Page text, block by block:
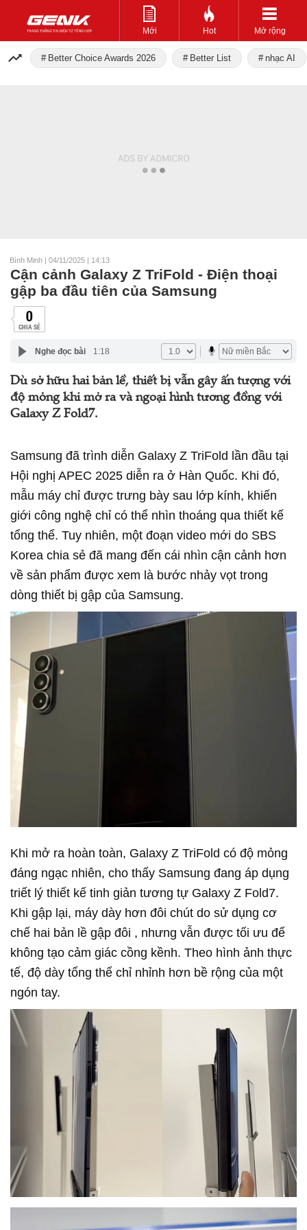
Mới Hot Mở rộng
Better Choice Awards 2026 Better List nhạc AI
Bình Minh | 04/11/2025 | 14:13
Cận cảnh Galaxy Z TriFold - Điện thoại
gập ba đầu tiên của Samsung
0
CHIA SẺ
Nghe đọc bài 1:18
Dù sở hữu hai bản lề, thiết bị vẫn gây ấn tượng với
độ mỏng khi mở ra và ngoại hình tương đồng với
Galaxy Z Fold7.
Samsung đã trình diễn Galaxy Z TriFold lần đầu tại
Hội nghị APEC 2025 diễn ra ở Hàn Quốc. Khi đó,
mẫu máy chỉ được trưng bày sau lớp kính, khiến
giới công nghệ chỉ có thể nhìn thoáng qua thiết kế
tổng thể. Tuy nhiên, một đoạn video mới do SBS
Korea chia sẻ đã mang đến cái nhìn cận cảnh hơn
về sản phẩm được xem là bước nhảy vọt trong
dòng thiết bị gập của Samsung.
Khi mở ra hoàn toàn, Galaxy Z TriFold có độ mỏng
đáng ngạc nhiên, cho thấy Samsung đang áp dụng
triết lý thiết kế tinh giản tương tự Galaxy Z Fold7.
Khi gập lại, máy dày hơn đôi chút do sử dụng cơ
chế hai bản lề gập đôi , nhưng vẫn được tối ưu để
không tạo cảm giác cồng kềnh. Theo hình ảnh thực
tế, độ dày tổng thể chỉ nhỉnh hơn bề rộng của một
ngón tay.